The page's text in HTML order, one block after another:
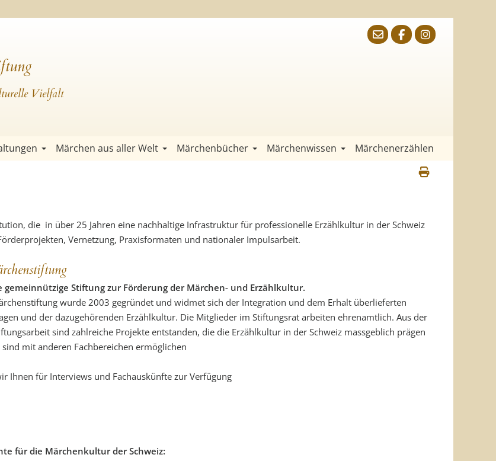
Vielfalt
Märchen aus aller Welt Märchenbücher Märchenwissen Märchenerzählen
die in über 25 Jahren eine nachhaltige Infrastruktur für professionelle Erzählkultur in der Schweiz
Vernetzung, Praxisformaten und nationaler Impulsarbeit.
gemeinnützige Stiftung zur Förderung der Märchen- und Erzählkultur.
wurde 2003 gegründet und widmet sich der Integration und dem Erhalt überlieferten
und der dazugehörenden Erzählkultur. Die Mitglieder im Stiftungsrat arbeiten ehrenamtlich. Aus der
sind zahlreiche Projekte entstanden, die die Erzählkultur in der Schweiz massgeblich prägen
mit anderen Fachbereichen ermöglichen​​​​
Ihnen für Interviews und Fachauskünfte zur Verfügung
für die Märchenkultur der Schweiz: